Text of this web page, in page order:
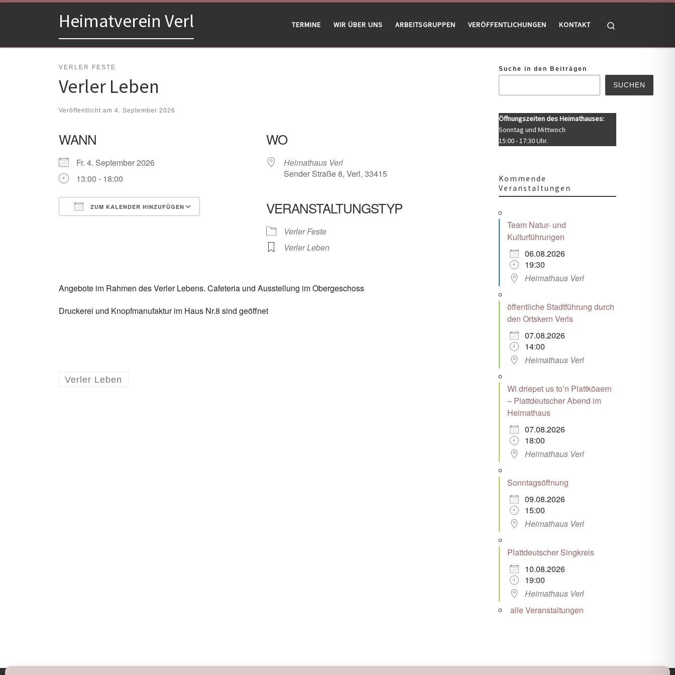
Zum Inhalt springenHeimatverein Verl TERMINE WIR ÜBER UNS ARBEITSGRUPPEN VERÖFFENTLICHUNGEN KONTAKT
VERLER FESTE
Verler Leben
Veröffentlicht am 4. September 2026
WANN
Fr. 4. September 2026
13:00 - 18:00
ZUM KALENDER HINZUFÜGEN
Google Kalender Office 365
WO
Heimathaus Verl
Sender Straße 8, Verl, 33415
VERANSTALTUNGSTYP
Verler Feste
Verler Leben
Angebote im Rahmen des Verler Lebens. Cafeteria und Ausstellung im Obergeschoss
Druckerei und Knopfmanufaktur im Haus Nr.8 sind geöffnet
Verler Leben
Suche in den Beiträgen
SUCHEN
Öffnungszeiten des Heimathauses:
Sonntag und Mittwoch
15:00 - 17:30 Uhr.
Kommende
Veranstaltungen
Team Natur- und
Kulturführungen
06.08.2026
19:30
Heimathaus Verl
öffentliche Stadtführung durch
den Ortskern Verls
07.08.2026
14:00
Heimathaus Verl
Wi driepet us to’n Plattköaern
– Plattdeutscher Abend im
Heimathaus
07.08.2026
18:00
Heimathaus Verl
Sonntagsöffnung
09.08.2026
15:00
Heimathaus Verl
Plattdeutscher Singkreis
10.08.2026
19:00
Heimathaus Verl
alle Veranstaltungen